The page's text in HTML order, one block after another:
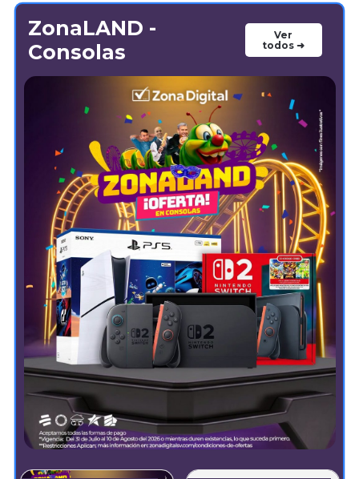
ZonaLAND -
Consolas
Ver
todos ➜